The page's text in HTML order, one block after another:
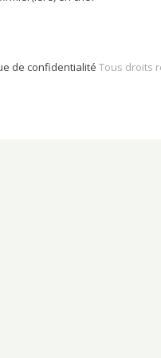
de confidentialité Tous droits